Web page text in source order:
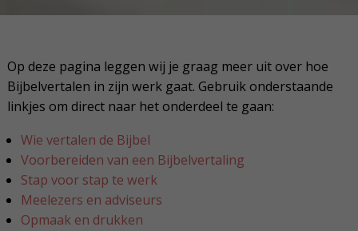
Op deze pagina leggen wij je graag meer uit over hoe
Bijbelvertalen in zijn werk gaat. Gebruik onderstaande
linkjes om direct naar het onderdeel te gaan:
Wie vertalen de Bijbel
Voorbereiden van een Bijbelvertaling
Stap voor stap te werk
Meelezers en adviseurs
Opmaak en drukken